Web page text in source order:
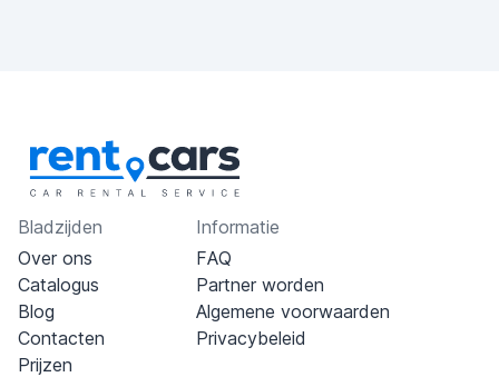
Bladzijden
Over ons
Catalogus
Blog
Contacten
Prijzen
Informatie
FAQ
Partner worden
Algemene voorwaarden
Privacybeleid